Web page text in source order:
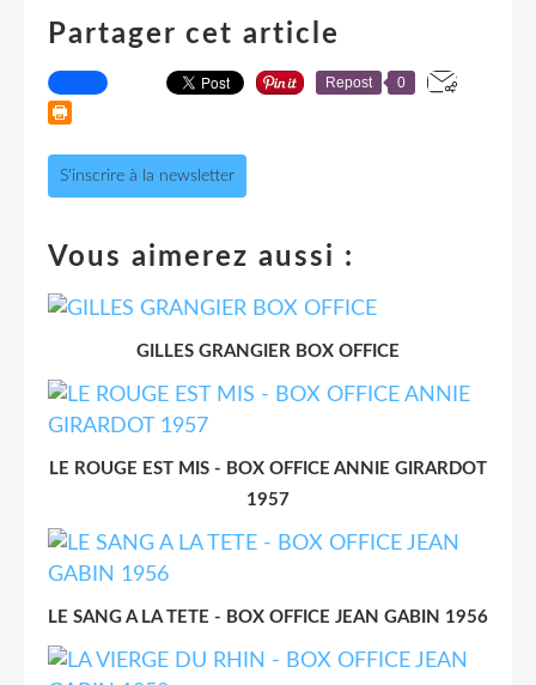
Partager cet article
Repost 0
S'inscrire à la newsletter
Vous aimerez aussi :
GILLES GRANGIER BOX OFFICE
LE ROUGE EST MIS - BOX OFFICE ANNIE GIRARDOT
1957
LE SANG A LA TETE - BOX OFFICE JEAN GABIN 1956